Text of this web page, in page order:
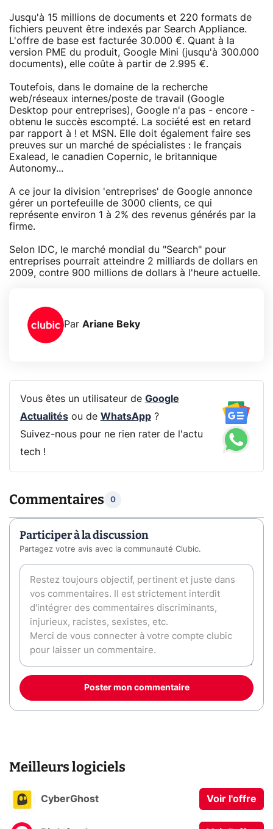
Jusqu'à 15 millions de documents et 220 formats de
fichiers peuvent être indexés par Search Appliance.
L'offre de base est facturée 30.000 €. Quant à la
version PME du produit, Google Mini (jusqu'à 300.000
documents), elle coûte à partir de 2.995 €.
Toutefois, dans le domaine de la recherche
web/réseaux internes/poste de travail (Google
Desktop pour entreprises), Google n'a pas - encore -
obtenu le succès escompté. La société est en retard
par rapport à ! et MSN. Elle doit également faire ses
preuves sur un marché de spécialistes : le français
Exalead, le canadien Copernic, le britannique
Autonomy...
A ce jour la division 'entreprises' de Google annonce
gérer un portefeuille de 3000 clients, ce qui
représente environ 1 à 2% des revenus générés par la
firme.
Selon IDC, le marché mondial du "Search" pour
entreprises pourrait atteindre 2 milliards de dollars en
2009, contre 900 millions de dollars à l'heure actuelle.
Par Ariane Beky
Vous êtes un utilisateur de Google
Actualitésou de WhatsApp?
Suivez-nous pour ne rien rater de l'actu
tech !
Commentaires 0
Participer à la discussion
Partagez votre avis avec la communauté Clubic.
Poster mon commentaire
Meilleurs logiciels
CyberGhost Voir l'offre